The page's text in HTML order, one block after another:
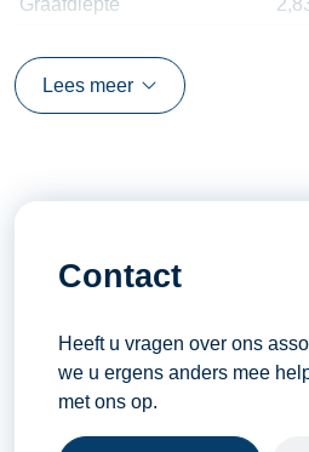
Motor
Tankinhoud diesel
46
Lees meer
Contact
Heeft u vragen over ons
we u ergens anders mee
met ons op.